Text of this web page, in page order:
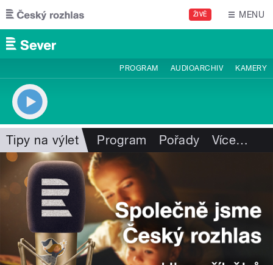
Přejít k hlavnímu obsahu
ŽIVĚ MENU
PROGRAM AUDIOARCHIV KAMERY
Tipy na výlet Program Pořady Více…